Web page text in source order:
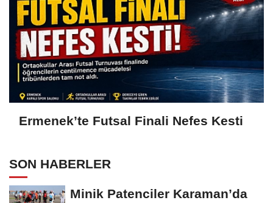
Ermenek’te Futsal Finali Nefes Kesti
SON HABERLER
Minik Patenciler Karaman’da